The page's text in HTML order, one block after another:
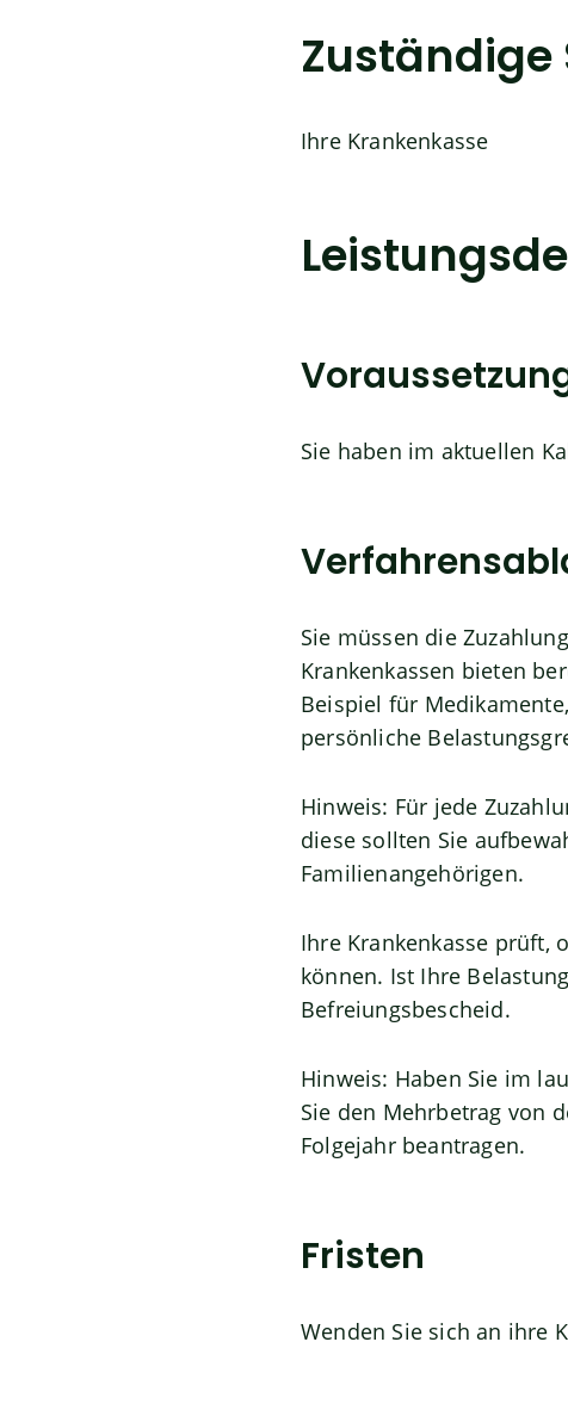
Zuständige
Ihre Krankenkasse
Sie haben im aktuellen
Sie müssen die
Krankenkassen bieten
Beispiel für
persönliche
Hinweis: Für jede
diese sollten Sie
Familienangehörigen.
Ihre Krankenkasse prüft,
können. Ist Ihre
Befreiungsbescheid.
Hinweis: Haben Sie im
Sie den Mehrbetrag von
Folgejahr beantragen.
Fristen
Wenden Sie sich an ihre